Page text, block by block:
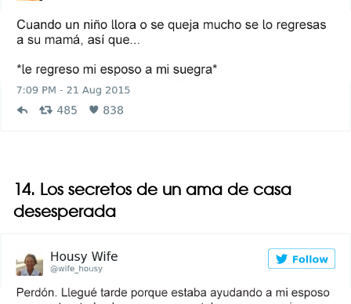
14. Los secretos de un ama de casa
desesperada